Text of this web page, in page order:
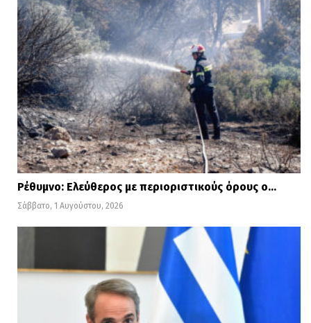
Ρέθυμνο: Ελεύθερος με περιοριστικούς όρους ο…
Σάββατο, 1 Αυγούστου, 2026